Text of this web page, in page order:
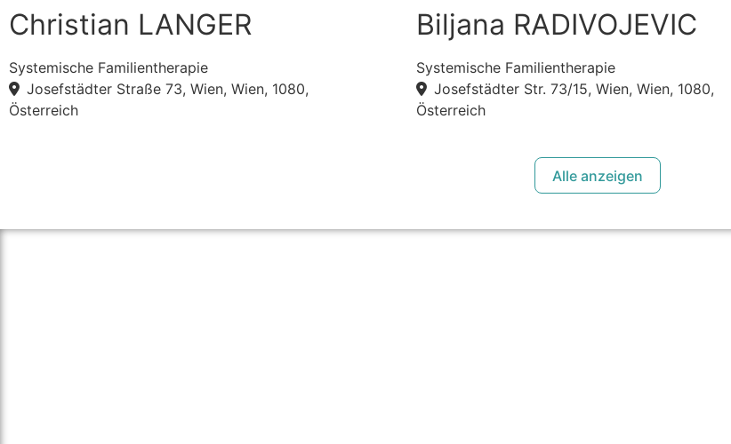
Christian LANGER
Systemische Familientherapie
Josefstädter Straße 73, Wien, Wien, 1080,
Österreich
Biljana RADIVOJEVIC
Systemische Familientherapie
Josefstädter Str. 73/15, Wien, Wien, 1080,
Österreich
Alle anzeigen